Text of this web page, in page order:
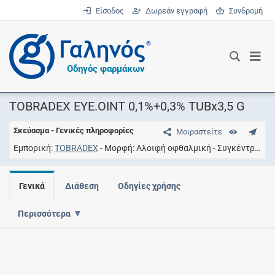
Είσοδος Δωρεάν εγγραφή Συνδρομή
®
Οδηγός φαρμάκων
TOBRADEX EYE.OINT 0,1%+0,3% TUBx3,5 G
Μοιραστείτε
Σκεύασμα - Γενικές πληροφορίες
Εμπορική TOBRADEX Μορφή Aλοιφή οφθαλμική Συγκέντρωση
Γενικά Διάθεση Οδηγίες χρήσης
Περισσότερα